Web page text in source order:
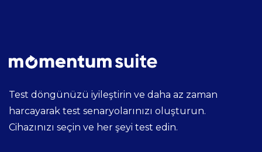
Test döngünüzü iyileştirin ve daha az zaman
harcayarak test senaryolarınızı oluşturun.
Cihazınızı seçin ve her şeyi test edin.